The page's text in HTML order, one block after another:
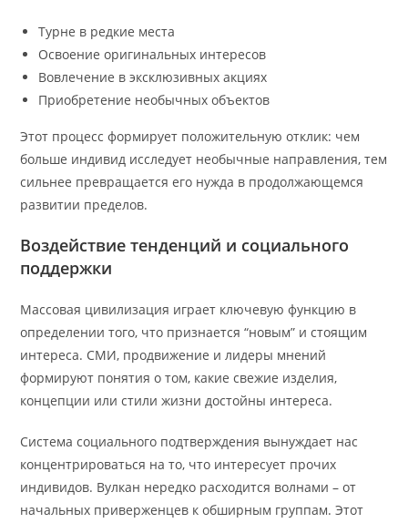
Турне в редкие места
Освоение оригинальных интересов
Вовлечение в эксклюзивных акциях
Приобретение необычных объектов
Этот процесс формирует положительную отклик: чем
больше индивид исследует необычные направления, тем
сильнее превращается его нужда в продолжающемся
развитии пределов.
Воздействие тенденций и социального
поддержки
Массовая цивилизация играет ключевую функцию в
определении того, что признается “новым” и стоящим
интереса. СМИ, продвижение и лидеры мнений
формируют понятия о том, какие свежие изделия,
концепции или стили жизни достойны интереса.
Система социального подтверждения вынуждает нас
концентрироваться на то, что интересует прочих
индивидов. Вулкан нередко расходится волнами – от
начальных приверженцев к обширным группам. Этот